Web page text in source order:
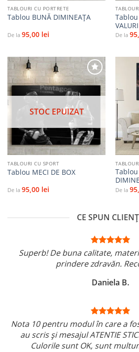
TABLOURI CU PORTRETE
Tablou BUNĂ DIMINEAŢA
De la 95,00 lei
Tablou
De la
Adaugă
la
favorite
STOC EPUIZAT
TABLOURI CU SPORT
Tablou MECI DE BOX
De la 95,00 lei
Tablou
De la
CE SPUN
Superb! De buna calitate,
prindere zdravăn.
Daniela B.
Nota 10 pentru modul în care a
au scris și mesajul ATENTIE
Culorile sunt OK, sunt